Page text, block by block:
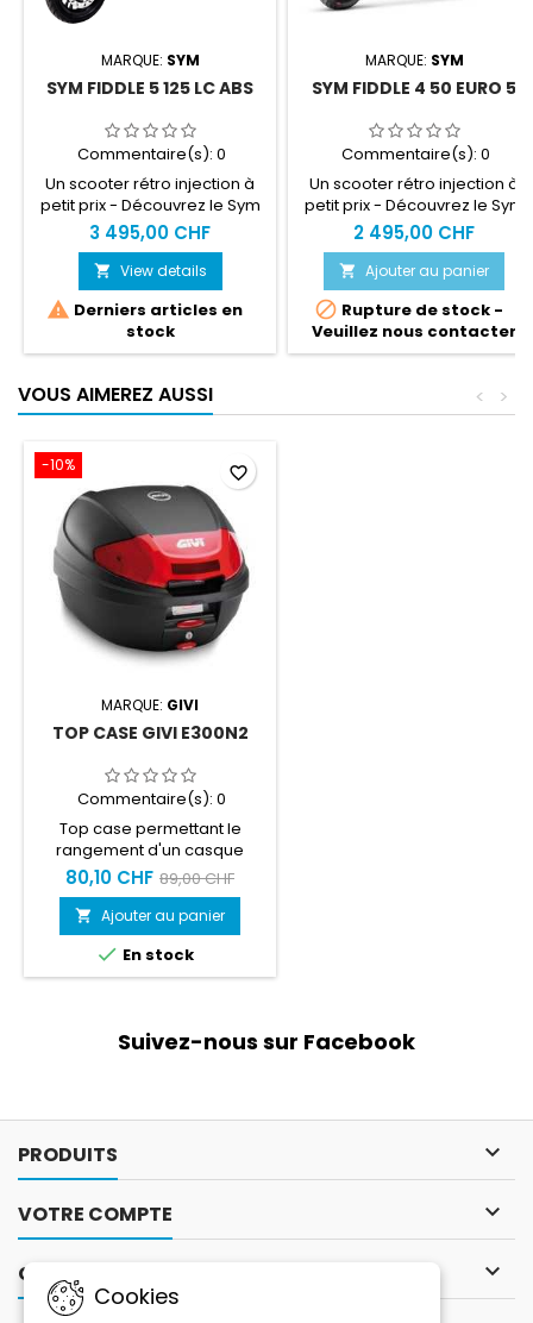
MARQUE: SYM
SYM FIDDLE 5 125 LC ABS
Commentaire(s): 0
Un scooter rétro injection à
petit prix - Découvrez le Sym
Fiddle 4 125 Euro 5 Casque
intégral sous selle Disque de
frein avant/arrière ABSACHAT
EN LIGNE = SERVICE CLEFS EN
MAINS OBLIGATOIREvoir les
CONDITIONS D'ACHAT EN
LIGNE
3 495,00 CHF
 View details
 Derniers articles en
stock
MARQUE: SYM
SYM FIDDLE 4 50 EURO 5
Commentaire(s): 0
Un scooter rétro injection à
petit prix - Découvrez le Sym
Fiddle 4 50 Euro 5 Prise
accessoire Intégral sous
selleACHAT EN LIGNE =
SERVICE CLEFS EN MAINS
OBLIGATOIREPlus d'info sur
notre site spécialisé :
www.motoslive.ch
2 495,00 CHF
 Ajouter au panier
 Rupture de stock -
Veuillez nous contacter
VOUS AIMEREZ AUSSI >
<
-10%
MARQUE: GIVI
TOP CASE GIVI E300N2
Commentaire(s): 0
Top case permettant le
rangement d'un casque
intégral uniquement.
Système d'ouverture et
fermeture facile
80,10 CHF 89,00 CHF
 Ajouter au panier
 En stock
favorite_border
Suivez-nous sur Facebook
PRODUITS 
VOTRE COMPTE 
CONTACT 
Cookies